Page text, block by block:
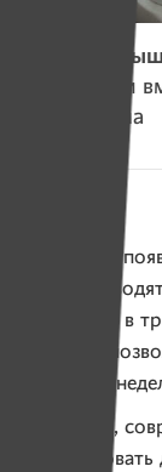
«Не
и родители
килограмма
Во-первых,
которые
младенцам в
препарат
на первой
Во-вторых,